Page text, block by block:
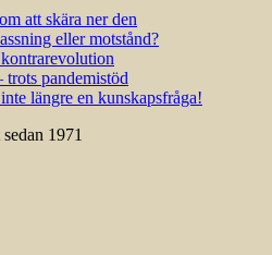
att skära ner den
eller motstånd?
pandemistöd
längre en kunskapsfråga!
1971